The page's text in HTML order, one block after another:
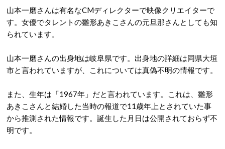
山本一磨さんは有名なCMディレクターで映像クリエイターで
す。女優でタレントの雛形あきこさんの元旦那さんとしても知
られています。
山本一磨さんの出身地は岐阜県です。出身地の詳細は同県大垣
市と言われていますが、これについては真偽不明の情報です。
また、生年は「1967年」だと言われています。これは、雛形
あきこさんと結婚した当時の報道で11歳年上とされていた事
から推測された情報です。誕生した月日は公開されておらず不
明です。